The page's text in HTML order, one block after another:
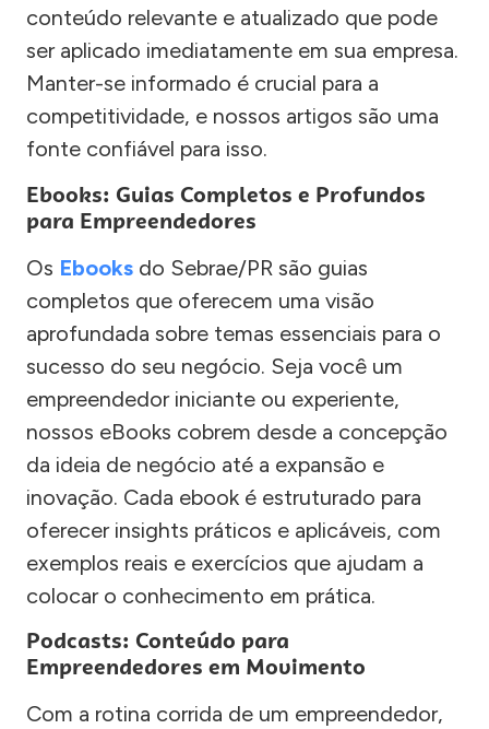
conteúdo relevante e atualizado que pode
ser aplicado imediatamente em sua empresa.
Manter-se informado é crucial para a
competitividade, e nossos artigos são uma
fonte confiável para isso.
Ebooks: Guias Completos e Profundos
para Empreendedores
Os Ebooks do Sebrae/PR são guias
completos que oferecem uma visão
aprofundada sobre temas essenciais para o
sucesso do seu negócio. Seja você um
empreendedor iniciante ou experiente,
nossos eBooks cobrem desde a concepção
da ideia de negócio até a expansão e
inovação. Cada ebook é estruturado para
oferecer insights práticos e aplicáveis, com
exemplos reais e exercícios que ajudam a
colocar o conhecimento em prática.
Podcasts: Conteúdo para
Empreendedores em Movimento
Com a rotina corrida de um empreendedor,